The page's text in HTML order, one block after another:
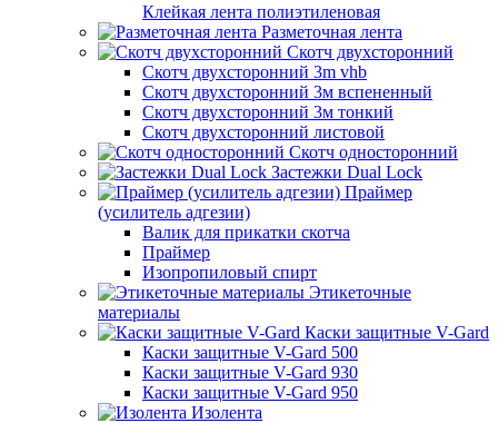
Клейкая лента полиэтиленовая
Разметочная лента
Скотч двухсторонний
Скотч двухсторонний 3m vhb
Скотч двухсторонний 3м вспененный
Скотч двухсторонний 3м тонкий
Скотч двухсторонний листовой
Скотч односторонний
Застежки Dual Lock
Праймер
(усилитель адгезии)
Валик для прикатки скотча
Праймер
Изопропиловый спирт
Этикеточные
материалы
Каски защитные V-Gard
Каски защитные V-Gard 500
Каски защитные V-Gard 930
Каски защитные V-Gard 950
Изолента